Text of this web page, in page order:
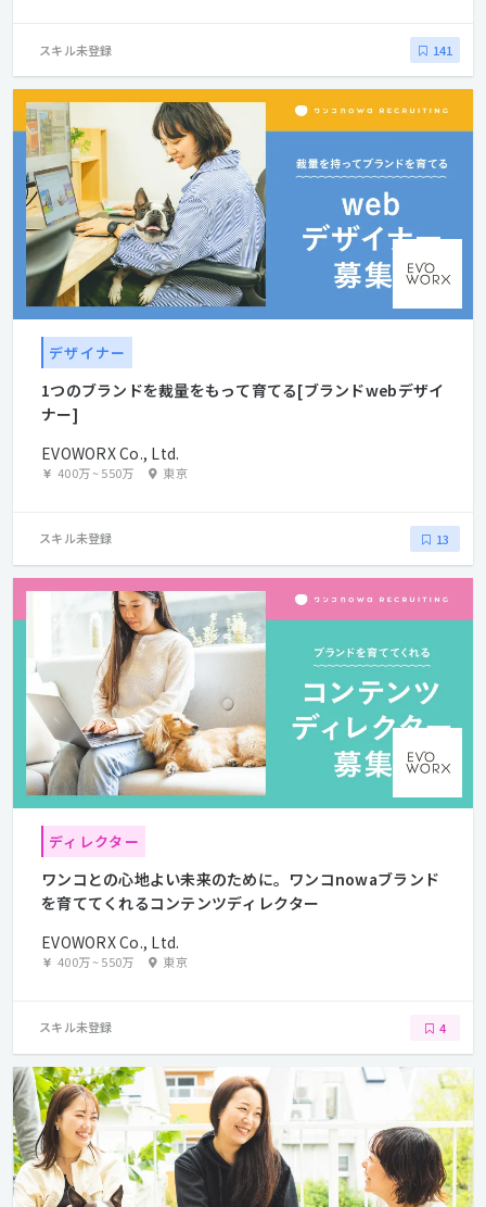
スキル未登録 141
デザイナー
1つのブランドを裁量をもって育てる[ブランドwebデザイ
ナー]
EVOWORX Co., Ltd.
400万~550万 東京
スキル未登録 13
ディレクター
ワンコとの心地よい未来のために。ワンコnowaブランド
を育ててくれるコンテンツディレクター
EVOWORX Co., Ltd.
400万~550万 東京
スキル未登録 4